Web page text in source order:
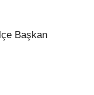
Başkan